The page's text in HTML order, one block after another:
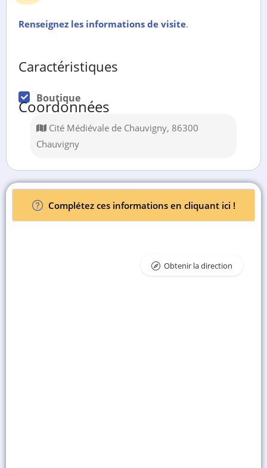
Renseignez les informations de visite.
Caractéristiques
Boutique
Coordonnées
Cité Médiévale de Chauvigny, 86300
Chauvigny
Complétez ces informations en cliquant ici !
Obtenir la direction